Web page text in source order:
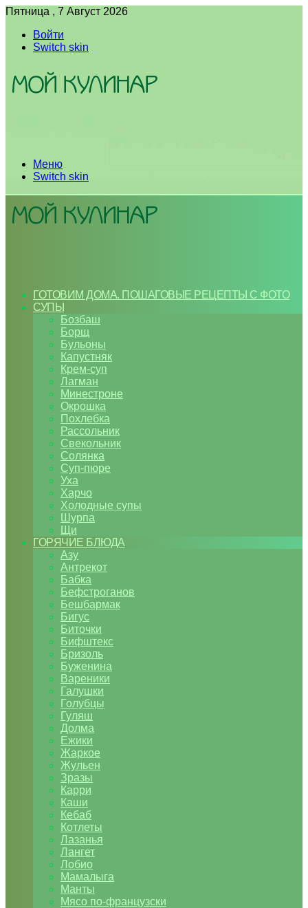
Пятница , 7 Август 2026
Войти
Switch skin
Меню
Switch skin
ГОТОВИМ ДОМА. ПОШАГОВЫЕ РЕЦЕПТЫ С ФОТО
СУПЫ
Бозбаш
Борщ
Бульоны
Капустняк
Крем-суп
Лагман
Минестроне
Окрошка
Похлебка
Рассольник
Свекольник
Солянка
Суп-пюре
Уха
Харчо
Холодные супы
Шурпа
Щи
ГОРЯЧИЕ БЛЮДА
Азу
Антрекот
Бабка
Бефстроганов
Бешбармак
Бигус
Биточки
Бифштекс
Бризоль
Буженина
Вареники
Галушки
Голубцы
Гуляш
Долма
Ежики
Жаркое
Жульен
Зразы
Карри
Каши
Кебаб
Котлеты
Лазанья
Лангет
Лобио
Мамалыга
Манты
Мясо по-французски